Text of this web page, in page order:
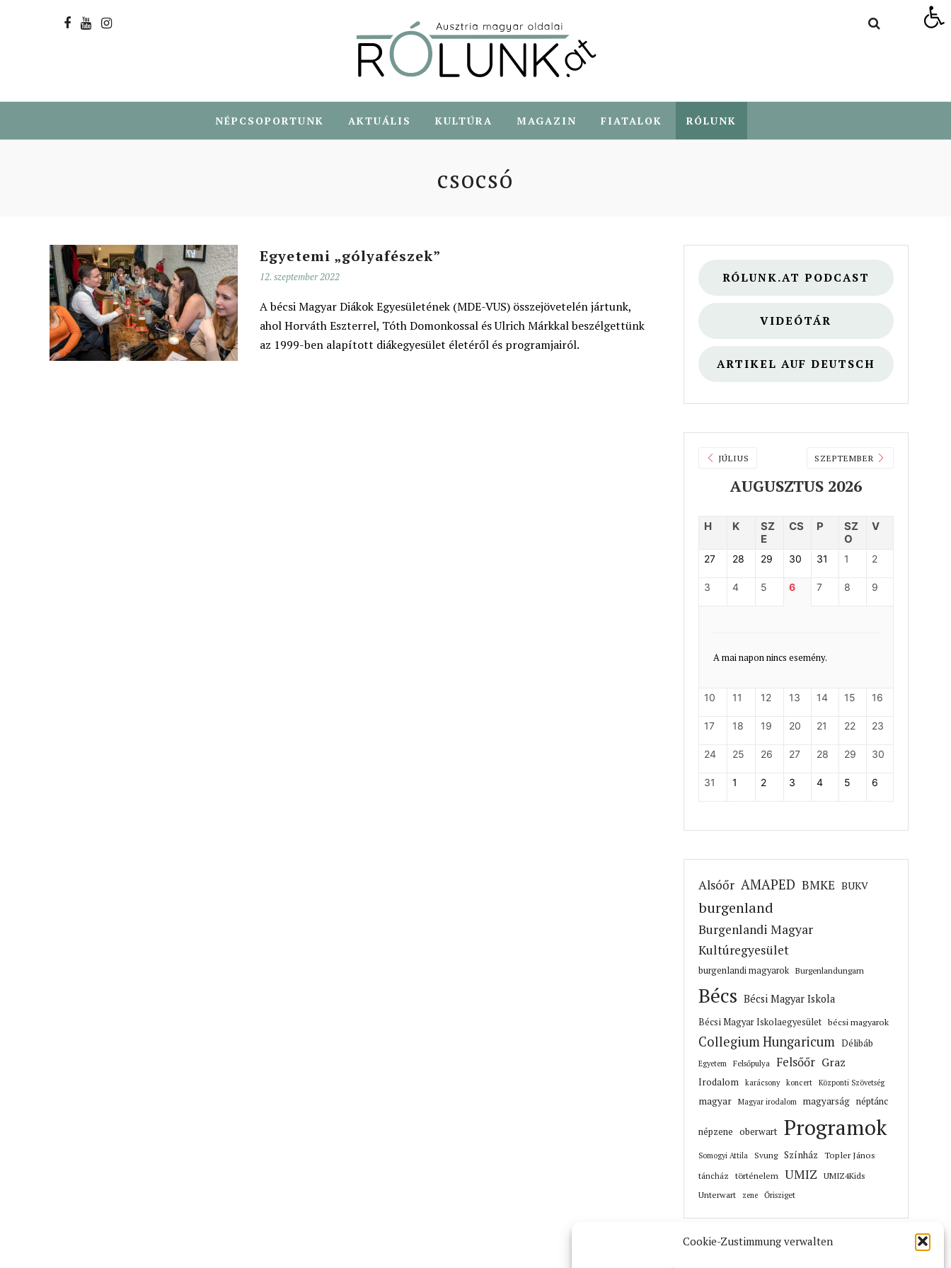
Cookie-Zustimmung verwalten
NÉPCSOPORTUNK AKTUÁLIS KULTÚRA MAGAZIN FIATALOK RÓLUNK
csocsó
Egyetemi „gólyafészek”
12. szeptember 2022
A bécsi Magyar Diákok Egyesületének (MDE-VUS) összejövetelén jártunk,
ahol Horváth Eszterrel, Tóth Domonkossal és Ulrich Márkkal beszélgettünk
az 1999-ben alapított diákegyesület életéről és programjairól.
RÓLUNK.AT PODCAST
VIDEÓTÁR
ARTIKEL AUF DEUTSCH
JÚLIUS
AUGUSZTUS 2026
SZEPTEMBER
H K
SZ
E
CS P
SZ
O
V
27 28 29 30 31 1 2
3 4 5 6 7 8 9
A mai napon nincs esemény.
10 11 12 13 14 15 16
17 18 19 20 21 22 23
24 25 26 27 28 29 30
31 1 2 3 4 5 6
Alsóőr AMAPED BMKE BUKV
burgenland
Burgenlandi Magyar
Kultúregyesület
burgenlandi magyarok Burgenlandungarn
Bécs Bécsi Magyar Iskola
Bécsi Magyar Iskolaegyesület bécsi magyarok
Collegium Hungaricum Délibáb
Egyetem Felsőpulya Felsőőr Graz
Irodalom karácsony koncert Központi Szövetség
magyar Magyar irodalom magyarság néptánc
népzene oberwart Programok
Somogyi Attila Svung Színház Topler János
táncház történelem UMIZ
UMIZ4Kids
Unterwart
zene Őrisziget